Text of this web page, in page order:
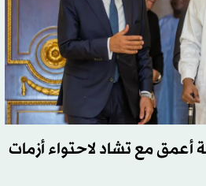
مع تشاد لاحتواء أزمات